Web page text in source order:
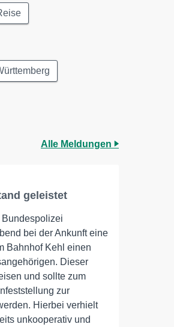
Alle Meldungen
geleistet
bei der Ankunft eine
Bahnhof Kehl einen
Dieser
und sollte zum
zur
Hierbei verhielt
unkooperativ und